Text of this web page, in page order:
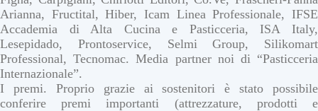
Arianna, Fructital, Hiber, Icam Linea Professionale, IFSE
Accademia di Alta Cucina e Pasticceria, ISA Italy,
Lesepidado, Prontoservice, Selmi Group, Silikomart
Professional, Tecnomac. Media partner noi di “Pasticceria
Internazionale”.
I premi. Proprio grazie ai sostenitori è stato possibile
conferire premi importanti (attrezzature, prodotti e